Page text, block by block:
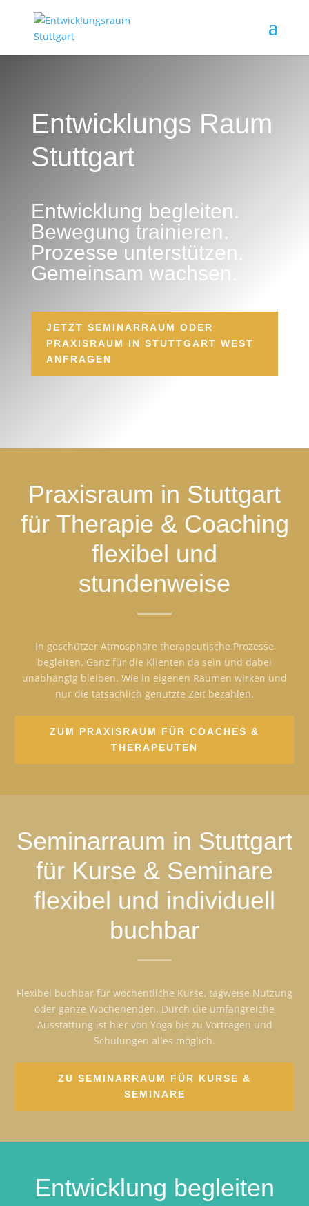
Entwicklungs Raum
Stuttgart
Entwicklung begleiten.
Bewegung trainieren.
Prozesse unterstützen.
Gemeinsam wachsen.
JETZT SEMINARRAUM ODER
PRAXISRAUM IN STUTTGART WEST
ANFRAGEN
Praxisraum in Stuttgart
für Therapie & Coaching
flexibel und
stundenweise
In geschützer Atmosphäre therapeutische Prozesse
begleiten. Ganz für die Klienten da sein und dabei
unabhängig bleiben. Wie in eigenen Räumen wirken und
nur die tatsächlich genutzte Zeit bezahlen.
ZUM PRAXISRAUM FÜR COACHES &
THERAPEUTEN
Seminarraum in Stuttgart
für Kurse & Seminare
flexibel und individuell
buchbar
Flexibel buchbar für wöchentliche Kurse, tagweise Nutzung
oder ganze Wochenenden. Durch die umfangreiche
Ausstattung ist hier von Yoga bis zu Vorträgen und
Schulungen alles möglich.
ZU SEMINARRAUM FÜR KURSE &
SEMINARE
Entwicklung begleiten